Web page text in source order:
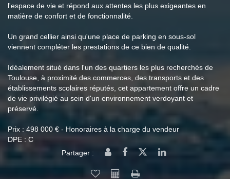
l'espace de vie et répond aux attentes les plus exigeantes en
matière de confort et de fonctionnalité.
Un grand cellier ainsi qu'une place de parking en sous-sol
viennent compléter les prestations de ce bien de qualité.
Idéalement situé dans l'un des quartiers les plus recherchés de
Toulouse, à proximité des commerces, des transports et des
établissements scolaires réputés, cet appartement offre un cadre
de vie privilégié au sein d'un environnement verdoyant et
préservé.
Prix : 498 000 € - Honoraires à la charge du vendeur
DPE : C
Partager :